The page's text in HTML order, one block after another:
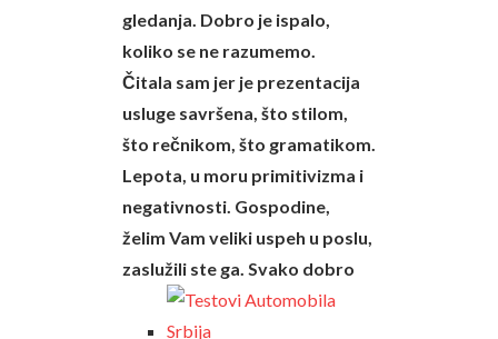
gledanja. Dobro je ispalo,
koliko se ne razumemo.
Čitala sam jer je prezentacija
usluge savršena, što stilom,
što rečnikom, što gramatikom.
Lepota, u moru primitivizma i
negativnosti. Gospodine,
želim Vam veliki uspeh u poslu,
zaslužili ste ga. Svako dobro